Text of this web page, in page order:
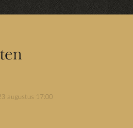
augustus 17:00